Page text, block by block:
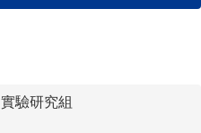
實驗研究組